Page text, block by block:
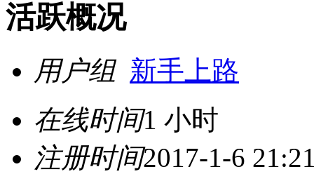
活跃概况
用户组 新手上路
在线时间1 小时
注册时间2017-1-6